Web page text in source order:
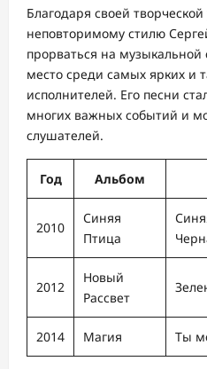
Благодаря своей
неповторимому стилю
прорваться на музыкальной
место среди самых ярких и
исполнителей. Его песни
многих важных событий и
слушателей.
Год Альбом
2010
Синяя
Птица
2012
Новый
Рассвет
2014 Магия Ты